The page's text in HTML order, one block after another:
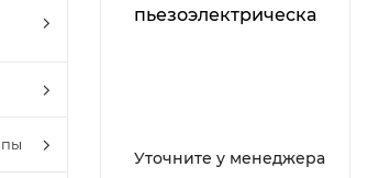
пьезоэлектрическая
Уточните у менеджера